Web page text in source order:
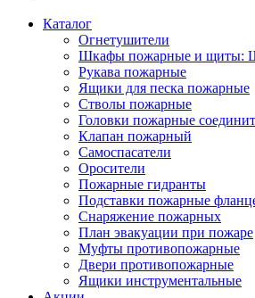
Каталог
Огнетушители
Шкафы пожарные и
Рукава пожарные
Ящики для песка пожарные
Стволы пожарные
Головки пожарные
Клапан пожарный
Самоспасатели
Оросители
Пожарные гидранты
Подставки пожарные
Снаряжение пожарных
План эвакуации при пожаре
Муфты противопожарные
Двери противопожарные
Ящики инструментальные